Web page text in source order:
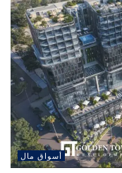
أسواق مال